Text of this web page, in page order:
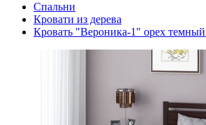
Спальни
Кровати из дерева
Кровать "Вероника-1" орех